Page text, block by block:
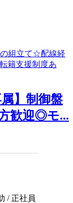
属】制御盤
歓迎◎モ...
/ 正社員